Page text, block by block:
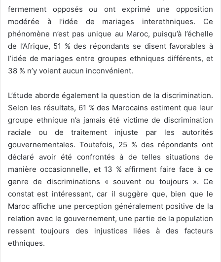
fermement opposés ou ont exprimé une opposition
modérée à l’idée de mariages interethniques. Ce
phénomène n’est pas unique au Maroc, puisqu’à l’échelle
de l’Afrique, 51 % des répondants se disent favorables à
l’idée de mariages entre groupes ethniques différents, et
38 % n’y voient aucun inconvénient.
L’étude aborde également la question de la discrimination.
Selon les résultats, 61 % des Marocains estiment que leur
groupe ethnique n’a jamais été victime de discrimination
raciale ou de traitement injuste par les autorités
gouvernementales. Toutefois, 25 % des répondants ont
déclaré avoir été confrontés à de telles situations de
manière occasionnelle, et 13 % affirment faire face à ce
genre de discriminations « souvent ou toujours ». Ce
constat est intéressant, car il suggère que, bien que le
Maroc affiche une perception généralement positive de la
relation avec le gouvernement, une partie de la population
ressent toujours des injustices liées à des facteurs
ethniques.